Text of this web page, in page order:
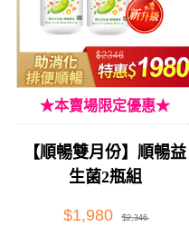
★本賣場限定優惠★
【順暢雙月份】順暢益
生菌2瓶組
$1,980 $2,346